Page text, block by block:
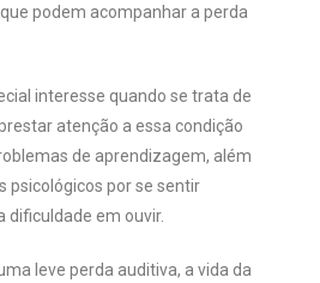
podem acompanhar a perda
interesse quando se trata de
atenção a essa condição
de aprendizagem, além
psicológicos por se sentir
dificuldade em ouvir.
leve perda auditiva, a vida da